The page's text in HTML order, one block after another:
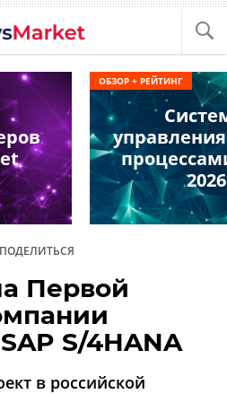
ПОДЕЛИТЬСЯ
Первой
S/4HANA
в российской
2026
ОБЗОР + РЕЙТИНГ